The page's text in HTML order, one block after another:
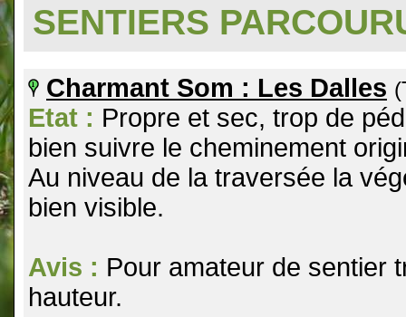
SENTIERS
Charmant Som : Les Dalles
Etat : Propre et sec, trop de
bien suivre le cheminement
Au niveau de la traversée la
bien visible.
Avis : Pour amateur de sentier
hauteur.